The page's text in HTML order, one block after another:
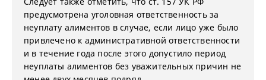
предусмотрена уголовная ответственность за
неуплату алиментов в случае, если лицо уже было
привлечено к административной ответственности
и в течение года после этого допустило период
неуплаты алиментов без уважительных причин не